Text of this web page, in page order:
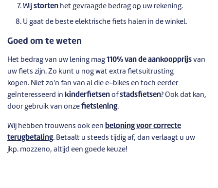
Wij storten het gevraagde bedrag op uw rekening.
U gaat de beste elektrische fiets halen in de winkel.
Goed om te weten
Het bedrag van uw lening mag110% van de aankoopprijs van
uw fiets zijn. Zo kunt u nog wat extra fietsuitrusting
kopen. Niet zo'n fan van al die e-bikes en toch eerder
geïnteresseerd in kinderfietsen ofstadsfietsen? Ook dat kan,
door gebruik van onze fietslening.
Wij hebben trouwens ook een beloning voor correcte
terugbetaling. Betaalt u steeds tijdig af, dan verlaagt u uw
jkp. mozzeno, altijd een goede keuze!